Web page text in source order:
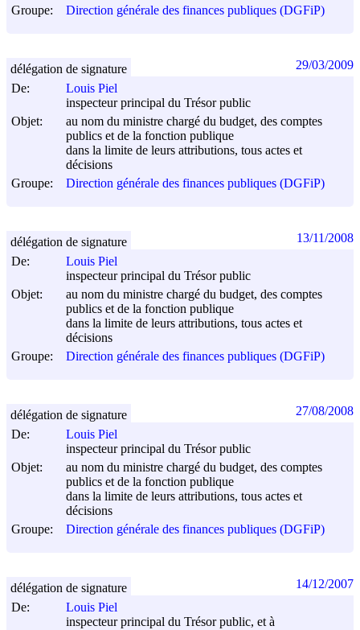
Groupe:
Direction générale des finances publiques (DGFiP)
De:
Louis Piel
inspecteur principal du Trésor public
Objet:
au nom du ministre chargé du budget, des comptes
publics et de la fonction publique
dans la limite de leurs attributions, tous actes et
décisions
Groupe:
Direction générale des finances publiques (DGFiP)
délégation de signature 29/03/2009
De:
Louis Piel
inspecteur principal du Trésor public
Objet:
au nom du ministre chargé du budget, des comptes
publics et de la fonction publique
dans la limite de leurs attributions, tous actes et
décisions
Groupe:
Direction générale des finances publiques (DGFiP)
délégation de signature 13/11/2008
De:
Louis Piel
inspecteur principal du Trésor public
Objet:
au nom du ministre chargé du budget, des comptes
publics et de la fonction publique
dans la limite de leurs attributions, tous actes et
décisions
Groupe:
Direction générale des finances publiques (DGFiP)
délégation de signature 27/08/2008
De:
Louis Piel
inspecteur principal du Trésor public, et à
délégation de signature 14/12/2007